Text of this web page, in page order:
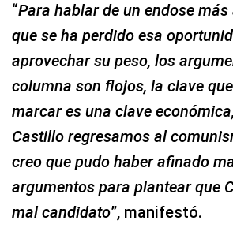
“Para hablar de un endose
que se ha perdido esa
aprovechar su peso, los
columna son flojos, la clave
marcar es una clave
Castillo regresamos al
creo que pudo haber afinado
argumentos para plantear que
mal candidato”, manifestó.